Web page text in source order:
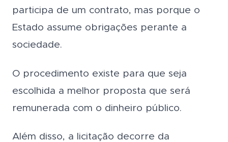
participa de um contrato, mas porque o
Estado assume obrigações perante a
sociedade.
O procedimento existe para que seja
escolhida a melhor proposta que será
remunerada com o dinheiro público.
Além disso, a licitação decorre da